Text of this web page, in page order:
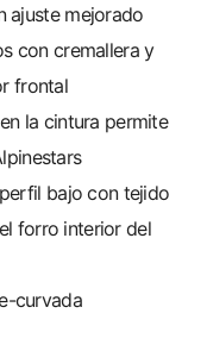
ajuste mejorado
con cremallera y
frontal
la cintura permite
bajo con tejido
forro interior del
curvada